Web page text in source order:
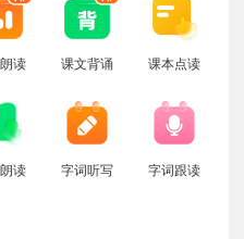
读 课文背诵 课本点读
读 字词听写 字词跟读